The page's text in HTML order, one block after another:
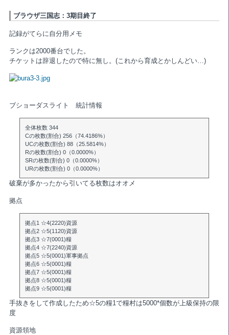
ブラウザ三国志：3期目終了
記録がてらに自分用メモ
ランクは2000番台でした。
チケットは辞退したので特に無し。(これから育成とかしんどい…)
ブショーダスライト 統計情報
全体枚数 344
Cの枚数(割合) 256（74.4186%）
UCの枚数(割合) 88（25.5814%）
Rの枚数(割合) 0（0.0000%）
SRの枚数(割合) 0（0.0000%）
URの枚数(割合) 0（0.0000%）
破棄が多かったから引いてる枚数はオオメ
拠点
拠点1 ☆4(2220)資源
拠点2 ☆5(1120)資源
拠点3 ☆7(0001)糧
拠点4 ☆7(2240)資源
拠点5 ☆5(0001)軍事拠点
拠点6 ☆5(0001)糧
拠点7 ☆5(0001)糧
拠点8 ☆5(0001)糧
拠点9 ☆5(0001)糧
手抜きをして作成したため☆5の糧1で糧村は5000*個数が上級保持の限
度
資源領地